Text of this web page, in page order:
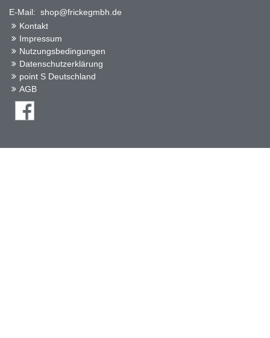
E-Mail: shop@frickegmbh.de
Kontakt
Impressum
Nutzungsbedingungen
Datenschutzerklärung
point S Deutschland
AGB